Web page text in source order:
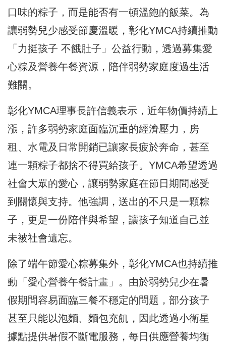
口味的粽子，而是能否有一頓溫飽的飯菜。為
讓弱勢兒少感受節慶溫暖，彰化YMCA持續推動
「力挺孩子 不餓肚子」公益行動，透過募集愛
心粽及營養午餐資源，陪伴弱勢家庭度過生活
難關。
彰化YMCA理事長許信義表示，近年物價持續上
漲，許多弱勢家庭面臨沉重的經濟壓力，房
租、水電及日常開銷已讓家長疲於奔命，甚至
連一顆粽子都捨不得買給孩子。YMCA希望透過
社會大眾的愛心，讓弱勢家庭在節日期間感受
到關懷與支持。他強調，送出的不只是一顆粽
子，更是一份陪伴與希望，讓孩子知道自己並
未被社會遺忘。
除了端午節愛心粽募集外，彰化YMCA也持續推
動「愛心營養午餐計畫」。由於弱勢兒少在暑
假期間容易面臨三餐不穩定的問題，部分孩子
甚至只能以泡麵、麵包充飢，因此透過小衛星
據點提供暑假不斷電服務，每日供應營養均衡